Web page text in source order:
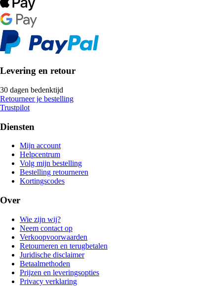
Levering en retour
30 dagen bedenktijd
Retourneer je bestelling
Trustpilot
Diensten
Mijn account
Helpcentrum
Volg mijn bestelling
Bestelling retourneren
Kortingscodes
Over
Wie zijn wij?
Neem contact op
Verkoopvoorwaarden
Retourneren en terugbetalen
Juridische disclaimer
Betaalmethoden
Prijzen en leveringsopties
Privacy verklaring